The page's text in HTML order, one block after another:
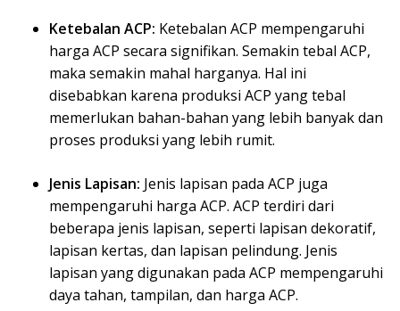
Ketebalan ACP: Ketebalan ACP mempengaruhi
harga ACP secara signifikan. Semakin tebal ACP,
maka semakin mahal harganya. Hal ini
disebabkan karena produksi ACP yang tebal
memerlukan bahan-bahan yang lebih banyak dan
proses produksi yang lebih rumit.
Jenis Lapisan: Jenis lapisan pada ACP juga
mempengaruhi harga ACP. ACP terdiri dari
beberapa jenis lapisan, seperti lapisan dekoratif,
lapisan kertas, dan lapisan pelindung. Jenis
lapisan yang digunakan pada ACP mempengaruhi
daya tahan, tampilan, dan harga ACP.